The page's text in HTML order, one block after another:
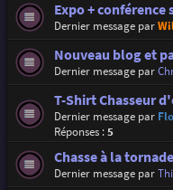
Expo + conférence
Dernier message par
Nouveau blog et
Dernier message par
T-Shirt Chasseur
Dernier message par
Réponses :5
Chasse à la tornade
Dernier message par